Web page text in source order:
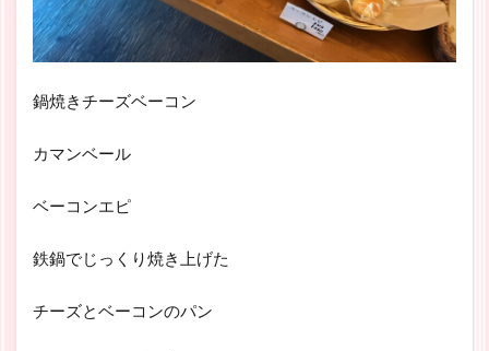
鍋焼きチーズベーコン
カマンベール
ベーコンエピ
鉄鍋でじっくり焼き上げた
チーズとベーコンのパン